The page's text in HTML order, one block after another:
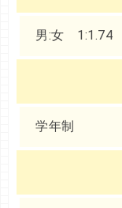
男:女 1:1.74
学年制